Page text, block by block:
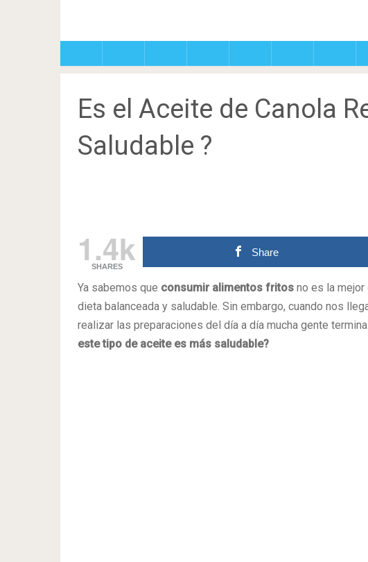
Es el Aceite de Canola
Saludable ?
1.4k
SHARES
Share
Ya sabemos que consumir alimentos fritos no es la mejor
dieta balanceada y saludable. Sin embargo, cuando nos
realizar las preparaciones del día a día mucha gente
este tipo de aceite es más saludable?